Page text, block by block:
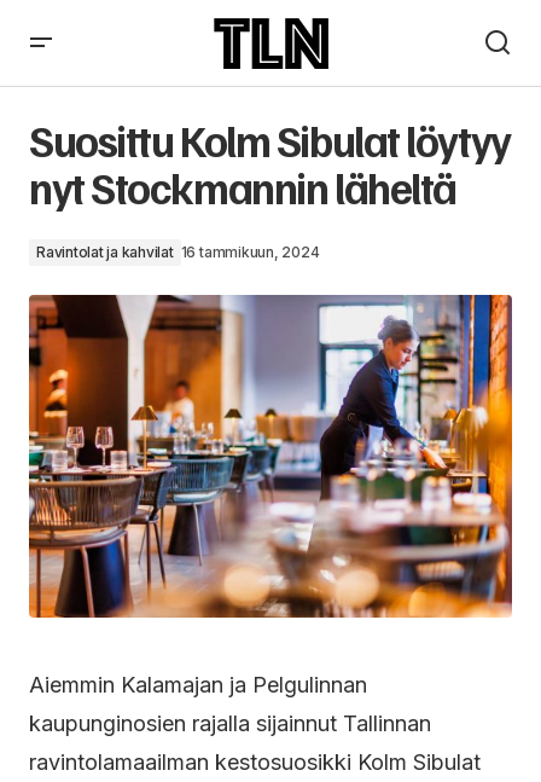
Suosittu Kolm Sibulat löytyy
nyt Stockmannin läheltä
Ravintolat ja kahvilat 16 tammikuun, 2024
Aiemmin Kalamajan ja Pelgulinnan
kaupunginosien rajalla sijainnut Tallinnan
ravintolamaailman kestosuosikki Kolm Sibulat